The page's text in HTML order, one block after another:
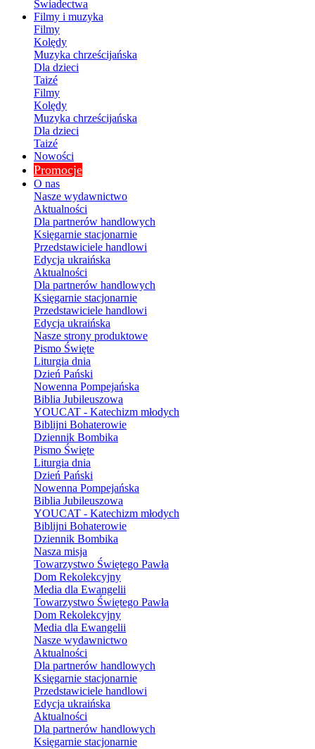
Świadectwa
Filmy i muzyka
Filmy
Kolędy
Muzyka chrześcijańska
Dla dzieci
Taizé
Filmy
Kolędy
Muzyka chrześcijańska
Dla dzieci
Taizé
Nowości
Promocje
O nas
Nasze wydawnictwo
Aktualności
Dla partnerów handlowych
Księgarnie stacjonarnie
Przedstawiciele handlowi
Edycja ukraińska
Aktualności
Dla partnerów handlowych
Księgarnie stacjonarnie
Przedstawiciele handlowi
Edycja ukraińska
Nasze strony produktowe
Pismo Święte
Liturgia dnia
Dzień Pański
Nowenna Pompejańska
Biblia Jubileuszowa
YOUCAT - Katechizm młodych
Biblijni Bohaterowie
Dziennik Bombika
Pismo Święte
Liturgia dnia
Dzień Pański
Nowenna Pompejańska
Biblia Jubileuszowa
YOUCAT - Katechizm młodych
Biblijni Bohaterowie
Dziennik Bombika
Nasza misja
Towarzystwo Świętego Pawła
Dom Rekolekcyjny
Media dla Ewangelii
Towarzystwo Świętego Pawła
Dom Rekolekcyjny
Media dla Ewangelii
Nasze wydawnictwo
Aktualności
Dla partnerów handlowych
Księgarnie stacjonarnie
Przedstawiciele handlowi
Edycja ukraińska
Aktualności
Dla partnerów handlowych
Księgarnie stacjonarnie